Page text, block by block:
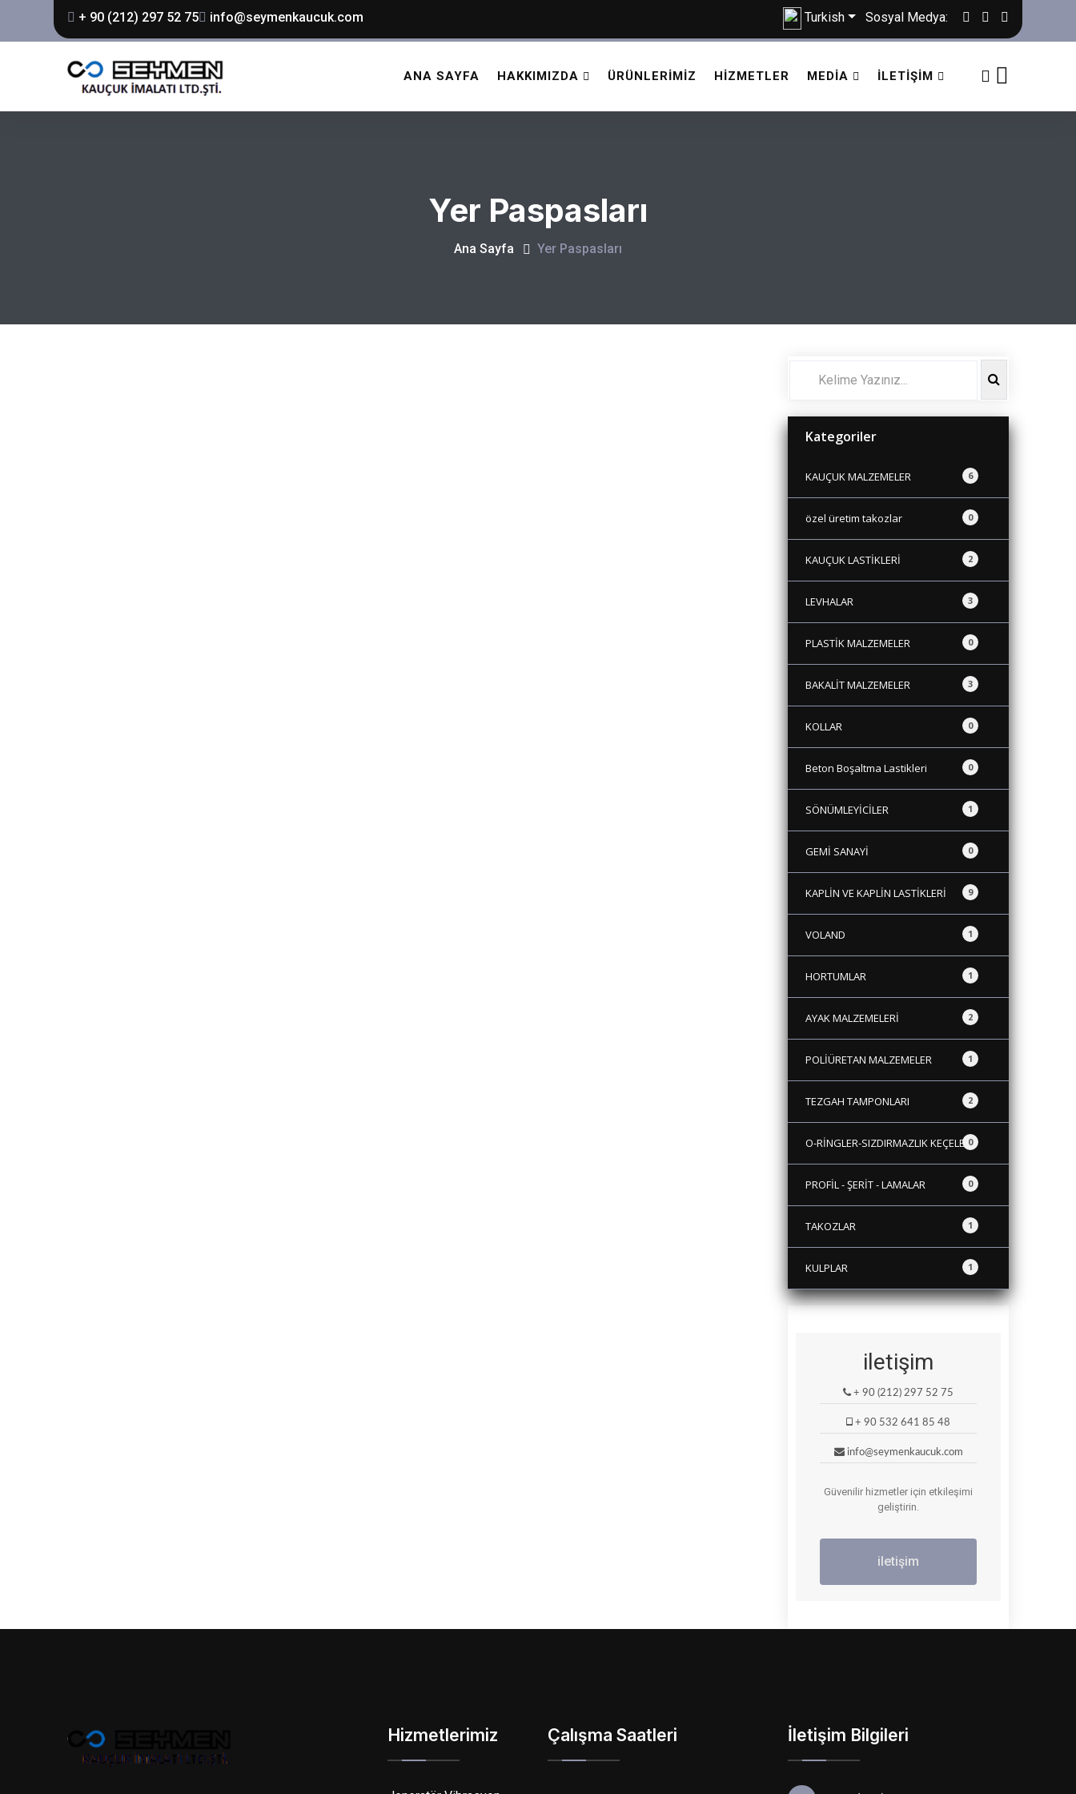
+ 90 (212) 297 52 75 info@seymenkaucuk.com Turkish Sosyal Medya:
ANA SAYFA HAKKIMIZDA ÜRÜNLERIMIZ HIZMETLER MEDIA İLETIŞIM
Yer Paspasları
Ana Sayfa Yer Paspasları
Kategoriler
6
KAUÇUK MALZEMELER
0
özel üretim takozlar
2
KAUÇUK LASTİKLERİ
3
LEVHALAR
0
PLASTİK MALZEMELER
3
BAKALİT MALZEMELER
0
KOLLAR
0
Beton Boşaltma Lastikleri
1
SÖNÜMLEYİCİLER
0
GEMİ SANAYİ
9
KAPLİN VE KAPLİN LASTİKLERİ
1
VOLAND
1
HORTUMLAR
2
AYAK MALZEMELERİ
1
POLİÜRETAN MALZEMELER
2
TEZGAH TAMPONLARI
0
O-RİNGLER-SIZDIRMAZLIK KEÇELERİ
0
PROFİL - ŞERİT - LAMALAR
1
TAKOZLAR
1
KULPLAR
iletişim
+ 90 (212) 297 52 75
+ 90 532 641 85 48
info@seymenkaucuk.com
Güvenilir hizmetler için etkileşimi
geliştirin.
iletişim
Hizmetlerimiz Çalışma Saatleri İletişim Bilgileri